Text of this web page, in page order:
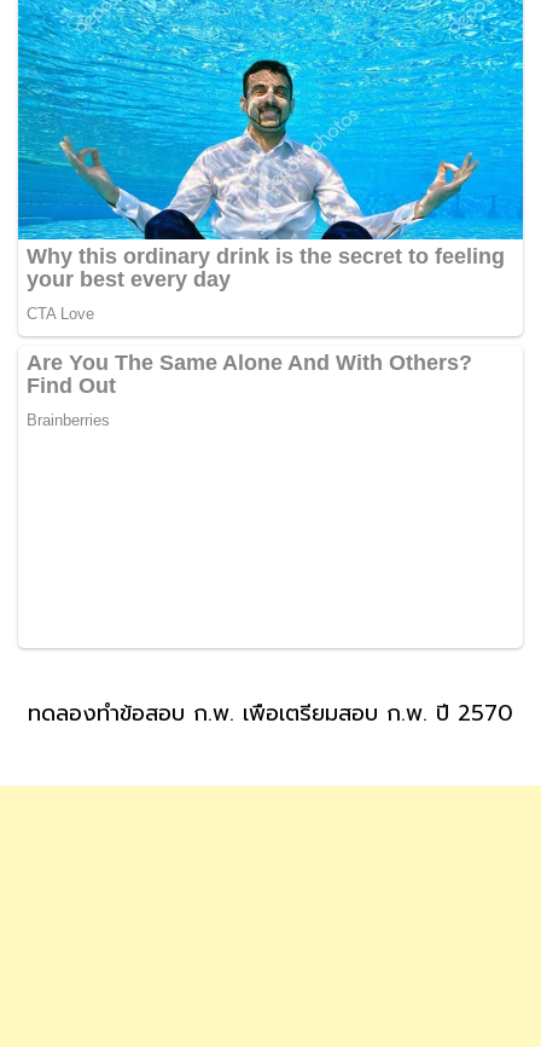
ทดลองทำข้อสอบ ก.พ. เพื่อเตรียมสอบ ก.พ. ปี 2570